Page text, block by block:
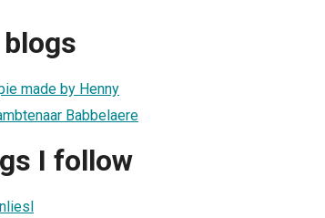
made by Henny
Babbelaere
I follow